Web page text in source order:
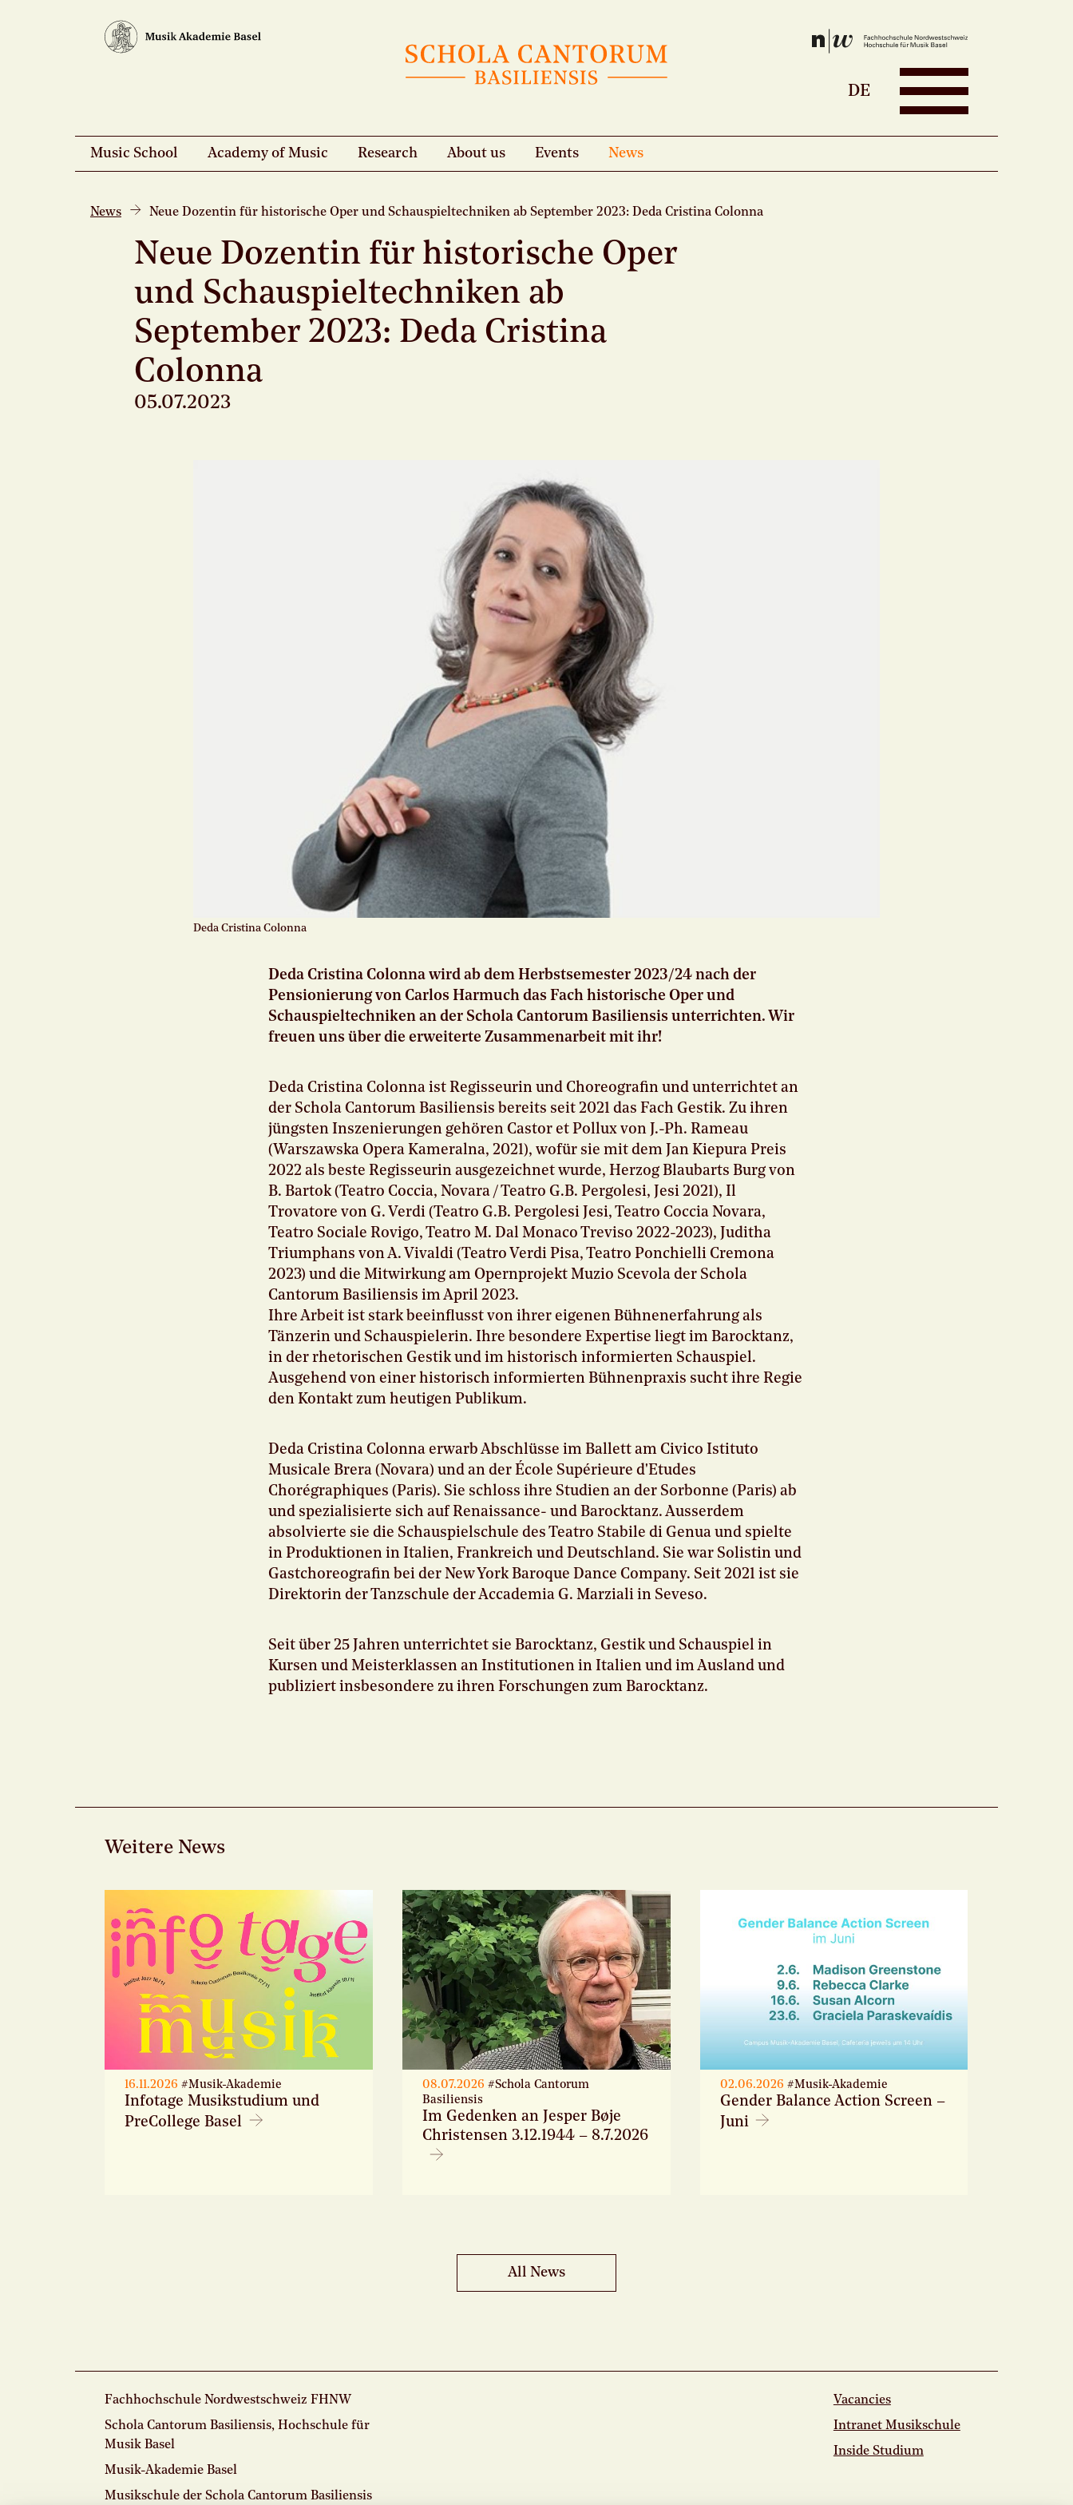
DE
Music School Academy of Music Research About us Events News
News Neue Dozentin für historische Oper und Schauspieltechniken ab September 2023: Deda Cristina Colonna
Neue Dozentin für historische Oper
und Schauspieltechniken ab
September 2023: Deda Cristina
Colonna
05.07.2023
Deda Cristina Colonna
Deda Cristina Colonna wird ab dem Herbstsemester 2023/24 nach der
Pensionierung von Carlos Harmuch das Fach historische Oper und
Schauspieltechniken an der Schola Cantorum Basiliensis unterrichten. Wir
freuen uns über die erweiterte Zusammenarbeit mit ihr!
Deda Cristina Colonna ist Regisseurin und Choreografin und unterrichtet an
der Schola Cantorum Basiliensis bereits seit 2021 das Fach Gestik. Zu ihren
jüngsten Inszenierungen gehören Castor et Pollux von J.-Ph. Rameau
(Warszawska Opera Kameralna, 2021), wofür sie mit dem Jan Kiepura Preis
2022 als beste Regisseurin ausgezeichnet wurde, Herzog Blaubarts Burg von
B. Bartok (Teatro Coccia, Novara / Teatro G.B. Pergolesi, Jesi 2021), Il
Trovatore von G. Verdi (Teatro G.B. Pergolesi Jesi, Teatro Coccia Novara,
Teatro Sociale Rovigo, Teatro M. Dal Monaco Treviso 2022-2023), Juditha
Triumphans von A. Vivaldi (Teatro Verdi Pisa, Teatro Ponchielli Cremona
2023) und die Mitwirkung am Opernprojekt Muzio Scevola der Schola
Cantorum Basiliensis im April 2023.
Ihre Arbeit ist stark beeinflusst von ihrer eigenen Bühnenerfahrung als
Tänzerin und Schauspielerin. Ihre besondere Expertise liegt im Barocktanz,
in der rhetorischen Gestik und im historisch informierten Schauspiel.
Ausgehend von einer historisch informierten Bühnenpraxis sucht ihre Regie
den Kontakt zum heutigen Publikum.
Deda Cristina Colonna erwarb Abschlüsse im Ballett am Civico Istituto
Musicale Brera (Novara) und an der École Supérieure d'Etudes
Chorégraphiques (Paris). Sie schloss ihre Studien an der Sorbonne (Paris) ab
und spezialisierte sich auf Renaissance- und Barocktanz. Ausserdem
absolvierte sie die Schauspielschule des Teatro Stabile di Genua und spielte
in Produktionen in Italien, Frankreich und Deutschland. Sie war Solistin und
Gastchoreografin bei der New York Baroque Dance Company. Seit 2021 ist sie
Direktorin der Tanzschule der Accademia G. Marziali in Seveso.
Seit über 25 Jahren unterrichtet sie Barocktanz, Gestik und Schauspiel in
Kursen und Meisterklassen an Institutionen in Italien und im Ausland und
publiziert insbesondere zu ihren Forschungen zum Barocktanz.
Weitere News
16.11.2026 #Musik-Akademie
Infotage Musikstudium und
PreCollege Basel
08.07.2026 #Schola Cantorum
Basiliensis
Im Gedenken an Jesper Bøje
Christensen 3.12.1944 – 8.7.2026
02.06.2026 #Musik-Akademie
Gender Balance Action Screen –
Juni
All News
Fachhochschule Nordwestschweiz FHNW
Schola Cantorum Basiliensis, Hochschule für
Musik Basel
Musik-Akademie Basel
Musikschule der Schola Cantorum Basiliensis
Vacancies
Intranet Musikschule
Inside Studium